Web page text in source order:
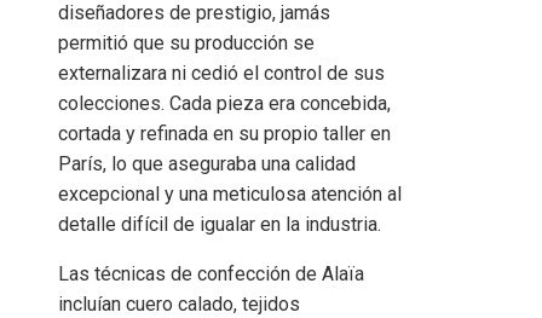
diseñadores de prestigio, jamás
permitió que su producción se
externalizara ni cedió el control de sus
colecciones. Cada pieza era concebida,
cortada y refinada en su propio taller en
París, lo que aseguraba una calidad
excepcional y una meticulosa atención al
detalle difícil de igualar en la industria.
Las técnicas de confección de Alaïa
incluían cuero calado, tejidos